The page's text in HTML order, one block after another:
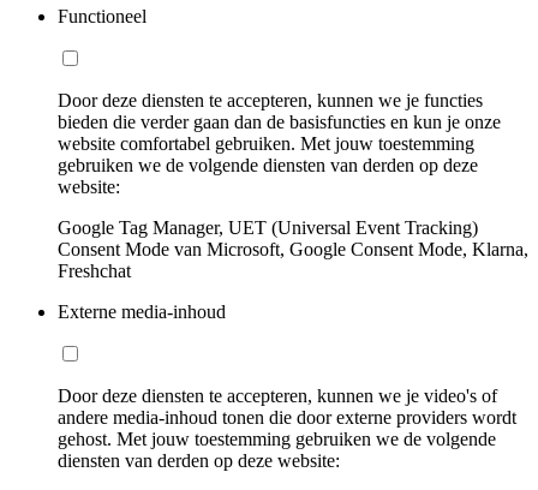
Functioneel
Door deze diensten te accepteren, kunnen we je functies
bieden die verder gaan dan de basisfuncties en kun je onze
website comfortabel gebruiken. Met jouw toestemming
gebruiken we de volgende diensten van derden op deze
website:
Google Tag Manager, UET (Universal Event Tracking)
Consent Mode van Microsoft, Google Consent Mode, Klarna,
Freshchat
Externe media-inhoud
Door deze diensten te accepteren, kunnen we je video's of
andere media-inhoud tonen die door externe providers wordt
gehost. Met jouw toestemming gebruiken we de volgende
diensten van derden op deze website: